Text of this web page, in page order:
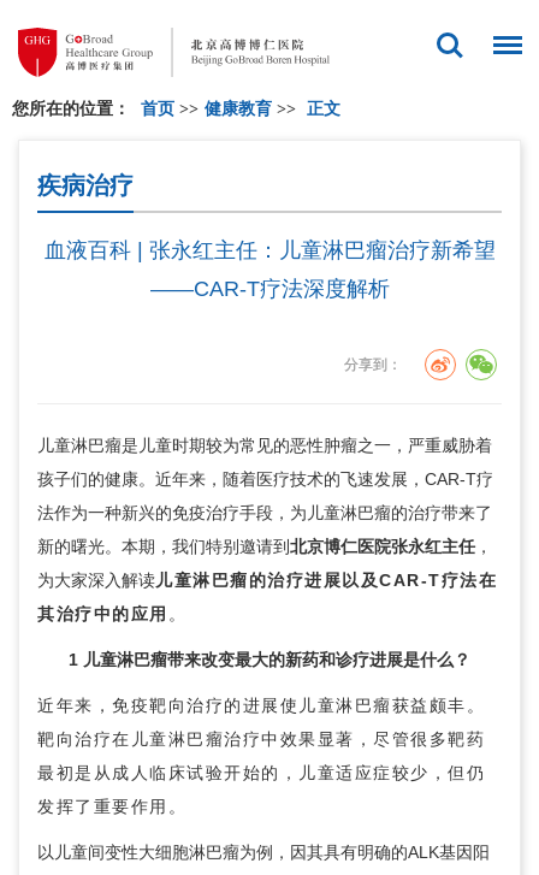
您所在的位置： 首页 >> 健康教育 >> 正文
疾病治疗
血液百科 | 张永红主任：儿童淋巴瘤治疗新希望
——CAR-T疗法深度解析
分享到：
儿童淋巴瘤是儿童时期较为常见的恶性肿瘤之一，严重威胁着
孩子们的健康。近年来，随着医疗技术的飞速发展，CAR-T疗
法作为一种新兴的免疫治疗手段，为儿童淋巴瘤的治疗带来了
新的曙光。本期，我们特别邀请到北京博仁医院张永红主任 ，
为大家深入解读儿童淋巴瘤的治疗进展以及CAR-T疗法在
其治疗中的应用 。
1 儿童淋巴瘤带来改变最大的新药和诊疗进展是什么？
近年来，免疫靶向治疗的进展使儿童淋巴瘤获益颇丰。
靶向治疗在儿童淋巴瘤治疗中效果显著，尽管很多靶药
最初是从成人临床试验开始的，儿童适应症较少，但仍
发挥了重要作用。
以儿童间变性大细胞淋巴瘤为例，因其具有明确的ALK基因阳